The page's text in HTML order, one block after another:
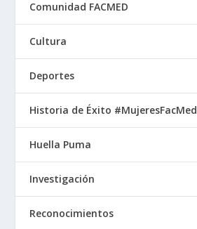
Comunidad FACMED
Cultura
Deportes
Historia de Éxito #MujeresFacMed
Huella Puma
Investigación
Reconocimientos